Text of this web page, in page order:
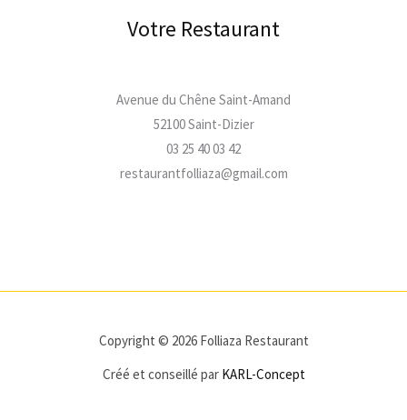
Votre Restaurant
Avenue du Chêne Saint-Amand
52100 Saint-Dizier
03 25 40 03 42
restaurantfolliaza@gmail.com
Copyright © 2026 Folliaza Restaurant
Créé et conseillé par KARL-Concept